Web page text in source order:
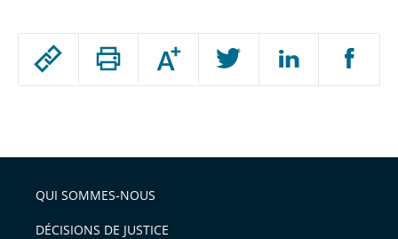
Passer
arriver
après
Augmenter
ou
l'article
pour
QUI SOMMES-NOUS
DÉCISIONS DE JUSTICE